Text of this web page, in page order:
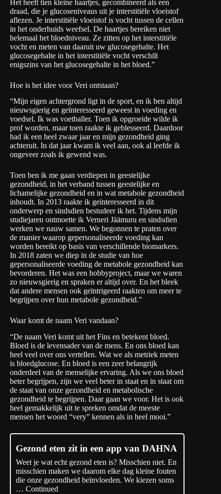
Het heeft tien kleine haartjes, gecombineerd als een
draad, die je glucoseniveaus uit je interstitiële vloeistof
aflezen. Je interstitiële vloeistof is vocht tussen de cellen
in het onderhuids weefsel. De haartjes bereiken niet
helemaal het bloedniveau. Ze zitten op het interstitiële
vocht en meten van daaruit uw glucosegehalte. Het
glucosegehalte in het interstitiële vocht verschilt
enigszins van het glucosegehalte in het bloed.”
Hoe is het idee voor Veri ontstaan?
“Mijn eigen achtergrond ligt in de sport, en ik ben altijd
nieuwsgierig en geïnteresseerd geweest in voeding en
voedsel. Ik was voetballer. Toen ik opgroeide wilde ik
prof worden, maar toen raakte ik geblesseerd. Daardoor
had ik een heel zwaar jaar en mijn gezondheid ging
achteruit. In dat jaar kwam ik veel aan, ook al leefde ik
ongeveer zoals ik gewend was.
Toen ben ik me gaan verdiepen in geestelijke
gezondheid, in het verband tussen geestelijke en
lichamelijke gezondheid en in wat metabole gezondheid
inhoudt. In 2013 raakte ik geïnteresseerd in dit
onderwerp en sindsdien bestudeer ik het. Tijdens mijn
studiejaren ontmoette ik Verneri Jäämuru en sindsdien
werken we nauw samen. We begonnen te praten over
de manier waarop gepersonaliseerde voeding kan
worden bereikt op basis van verschillende biomarkers.
In 2018 zaten we diep in de studie van hoe
gepersonaliseerde voeding de metabole gezondheid kan
bevorderen. Het was een hobbyproject, maar we waren
zo nieuwsgierig en spraken er altijd over. En het bleek
dat andere mensen ook geïntrigeerd raakten om meer te
begrijpen over hun metabole gezondheid.”
Waar komt de naam Veri vandaan?
“De naam Veri komt uit het Fins en betekent bloed.
Bloed is de levensader van de mens. En ons bloed kan
heel veel over ons vertellen. Wat we als metriek meten
is bloedglucose. En bloed is een zeer belangrijk
onderdeel van de menselijke ervaring. Als we ons bloed
beter begrijpen, zijn we veel beter in staat en in staat om
de staat van onze gezondheid en metabolische
gezondheid te begrijpen. Daar gaan we voor. Het is ook
heel gemakkelijk uit te spreken omdat de meeste
mensen het woord “very” kennen als in heel mooi.”
Gezond eten zit in een app van DAHNA
Weet je wat echt gezond eten is? Misschien niet. En
misschien maken we daarom elke dag kleine fouten
die onze gezondheid beïnvloeden. We kiezen soms
… Continued